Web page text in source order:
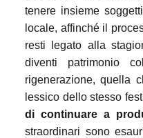
tenere insieme
locale, affinché il
resti legato alla
diventi patrimonio
rigenerazione, quella
lessico dello stesso
di continuare a
straordinari sono